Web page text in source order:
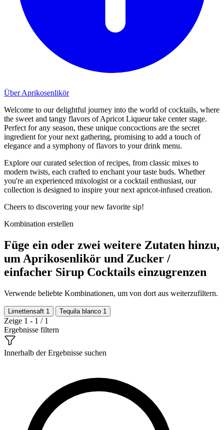
Über Aprikosenlikör
Welcome to our delightful journey into the world of cocktails, where
the sweet and tangy flavors of Apricot Liqueur take center stage.
Perfect for any season, these unique concoctions are the secret
ingredient for your next gathering, promising to add a touch of
elegance and a symphony of flavors to your drink menu.
Explore our curated selection of recipes, from classic mixes to
modern twists, each crafted to enchant your taste buds. Whether
you're an experienced mixologist or a cocktail enthusiast, our
collection is designed to inspire your next apricot-infused creation.
Cheers to discovering your new favorite sip!
Kombination erstellen
Füge ein oder zwei weitere Zutaten hinzu,
um Aprikosenlikör und Zucker /
einfacher Sirup Cocktails einzugrenzen
Verwende beliebte Kombinationen, um von dort aus weiterzufiltern.
Limettensaft 1 Tequila blanco 1
Zeige 1 - 1 / 1
Ergebnisse filtern
Innerhalb der Ergebnisse suchen